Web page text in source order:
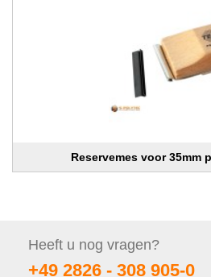
Reservemes voor 35mm
Heeft u nog vragen?
+49 2826 - 308 905-0